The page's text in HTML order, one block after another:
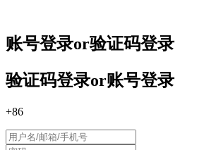
账号登录or验证码登录
验证码登录or账号登录
+86